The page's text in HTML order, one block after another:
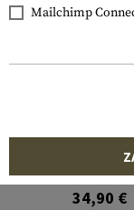
MAGPUL
Daka Bifold
34,90 €
Mailchimp